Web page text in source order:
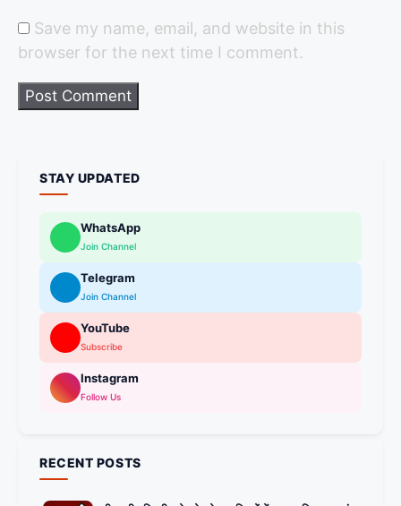
Save my name, email, and website in this
browser for the next time I comment.
STAY UPDATED
WhatsApp
Join Channel
Telegram
Join Channel
YouTube
Subscribe
Instagram
Follow Us
RECENT POSTS